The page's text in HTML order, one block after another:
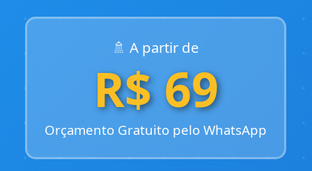
🚿 A partir de
R$ 69
Orçamento Gratuito pelo WhatsApp